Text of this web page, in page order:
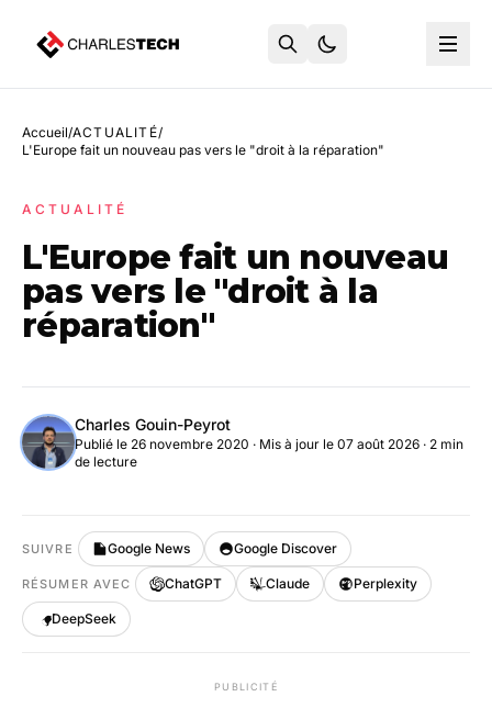
Accueil/ACTUALITÉ/
L'Europe fait un nouveau pas vers le "droit à la réparation"
ACTUALITÉ
L'Europe fait un nouveau
pas vers le "droit à la
réparation"
Charles Gouin-Peyrot
Publié le 26 novembre 2020 · Mis à jour le 07 août 2026 · 2 min
de lecture
SUIVRE Google News Google Discover
RÉSUMER AVEC ChatGPT Claude Perplexity
DeepSeek
PUBLICITÉ